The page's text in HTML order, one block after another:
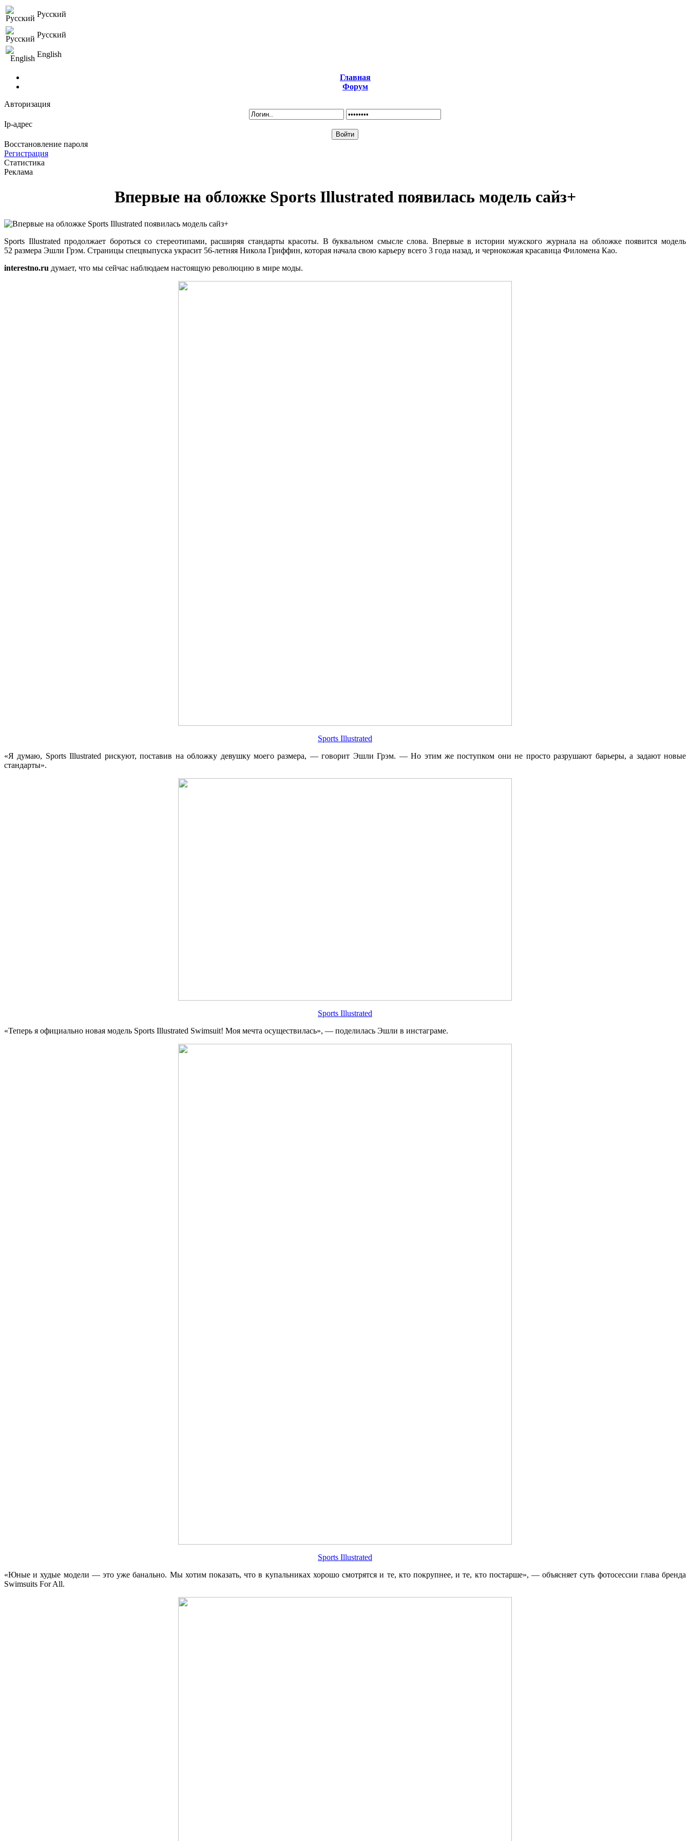
Русский
Русский
English
Главная
Форум
Авторизация
Ip-адрес
Восстановление пароля
Регистрация
Статистика
Реклама
Впервые на обложке Sports Illustrated появилась модель сайз+
Sports Illustrated продолжает бороться со стереотипами, расширяя стандарты красоты. В буквальном смысле слова. Впервые в истории мужского журнала на обложке появится модель
52 размера Эшли Грэм. Страницы спецвыпуска украсит 56-летняя Никола Гриффин, которая начала свою карьеру всего 3 года назад, и чернокожая красавица Филомена Као.
interestno.ru думает, что мы сейчас наблюдаем настоящую революцию в мире моды.
Sports Illustrated
«Я думаю, Sports Illustrated рискуют, поставив на обложку девушку моего размера, — говорит Эшли Грэм. — Но этим же поступком они не просто разрушают барьеры, а задают новые
стандарты».
Sports Illustrated
«Теперь я официально новая модель Sports Illustrated Swimsuit! Моя мечта осуществилась», — поделилась Эшли в инстаграме.
Sports Illustrated
«Юные и худые модели — это уже банально. Мы хотим показать, что в купальниках хорошо смотрятся и те, кто покрупнее, и те, кто постарше», — объясняет суть фотосессии глава бренда
Swimsuits For All.